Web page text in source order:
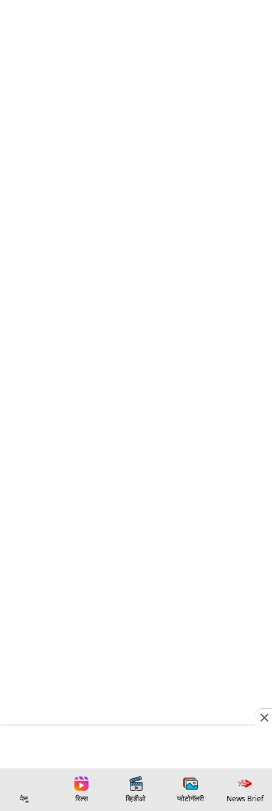
मेनू रिल्स व्हिडीओ फोटोगॅलरी News Brief